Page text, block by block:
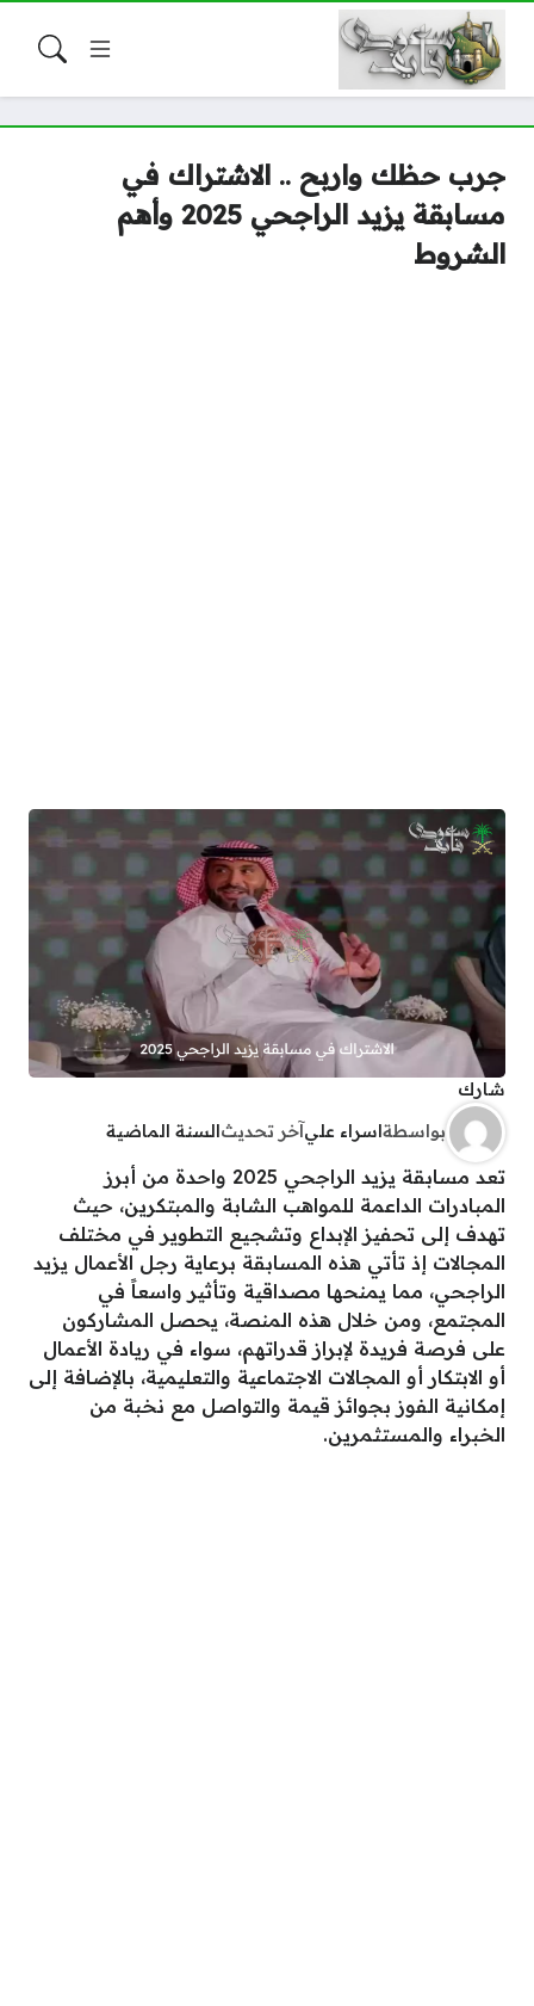
جرب حظك واربح .. الاشتراك في
مسابقة يزيد الراجحي 2025 وأهم
الشروط
شارك
بواسطةاسراء عليآخر تحديثالسنة الماضية
تعد مسابقة يزيد الراجحي 2025 واحدة من أبرز
المبادرات الداعمة للمواهب الشابة والمبتكرين، حيث
تهدف إلى تحفيز الإبداع وتشجيع التطوير في مختلف
المجالات إذ تأتي هذه المسابقة برعاية رجل الأعمال يزيد
الراجحي، مما يمنحها مصداقية وتأثير واسعاً في
المجتمع، ومن خلال هذه المنصة، يحصل المشاركون
على فرصة فريدة لإبراز قدراتهم، سواء في ريادة الأعمال
أو الابتكار أو المجالات الاجتماعية والتعليمية، بالإضافة إلى
إمكانية الفوز بجوائز قيمة والتواصل مع نخبة من
الخبراء والمستثمرين.